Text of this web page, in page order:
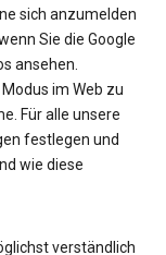
sich anzumelden
Sie die Google
ansehen.
im Web zu
Für alle unsere
festlegen und
wie diese
verständlich